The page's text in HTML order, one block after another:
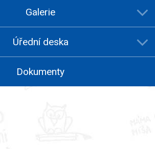
Galerie
Úřední deska
Dokumenty